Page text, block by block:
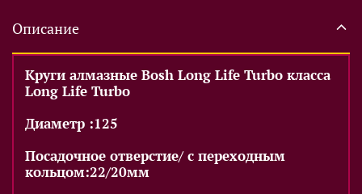
Описание
Круги алмазные Bosh Long Life Turbo класса
Long Life Turbo
Диаметр :125
Посадочное отверстие/ с переходным
кольцом:22/20мм